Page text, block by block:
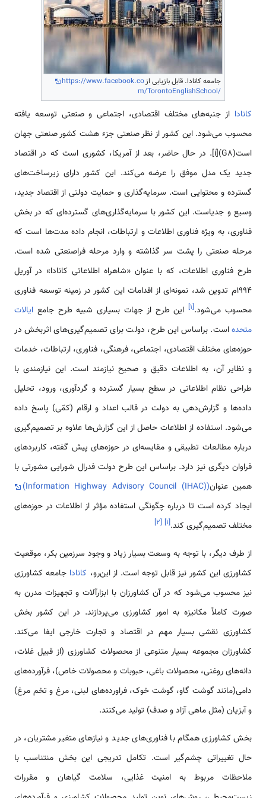
جامعه کانادا. قابل بازیابی ازhttps://www.facebook.co
m/TorontoEnglishSchool/
كانادا از جنبه‌های مختلف اقتصادی، اجتماعی و صنعتی توسعه یافته
محسوب می‌شود. این كشور از نظر صنعتی جزء هشت كشور صنعتی جهان
است(G8)[i]. در حال حاضر، بعد از آمریكا، كشوری است كه در اقتصاد
جدید یک مدل موفق را عرضه می‌كند. این كشور دارای زیرساخت‌های
گسترده و محتوایی است. سرمایه‌گذاری و حمایت دولتی از اقتصاد جدید،
وسیع و جدیاست. این كشور با سرمایه‌گذاری‌های گسترده‌ای كه در بخش
فناوری، به ویژه فناوری اطلاعات و ارتباطات، انجام داده مدت‌ها است كه
مرحله صنعتی را پشت سر گذاشته و وارد مرحله فراصنعتی شده است.
طرح فناوری اطلاعات، که با عنوان «شاهراه اطلاعاتی كانادا» در آوریل
1994م تدوین شد، نمونه‌ای از اقدامات این کشور در زمینه توسعه فناوری
محسوب می‌شود.[۱]این طرح از جهات بسیاری شبیه طرح جامع ایالات
متحدهاست. براساس این طرح، دولت برای تصمیم‌گیری‌های اثربخش در
حوزه‌های مختلف اقتصادی، اجتماعی، فرهنگی، فناوری، ارتباطات، خدمات
و نظایر آن، به اطلاعات دقیق و صحیح نیازمند است. این نیازمندی با
طراحی نظام اطلاعاتی در سطح بسیار گسترده و گردآوری، ورود، تحلیل
داده‌ها و گزارش‌دهی به دولت در قالب اعداد و ارقام (كمّی) پاسخ داده
می‌شود. استفاده از اطلاعات حاصل از این گزارش‌ها علاوه بر تصمیم‌گیری‌
درباره مطالعات تطبیقی و مقایسه‌ای در حوزه‌های پیش گفته، كاربردهای
فراوان دیگری نیز دارد. براساس این طرح دولت فدرال شورایی مشورتی با
همین عنوان(Information Highway Advisory Council (IHAC))
ایجاد كرده است تا درباره چگونگی استفاده مؤثر از اطلاعات در حوزه‌های
مختلف تصمیم‌گیری كند.[۱]
[۲]
از طرف دیگر، با توجه به وسعت بسیار زیاد و وجود سرزمین بكر، موقعیت
كشاورزی این کشور نیز قابل توجه است. از این‌رو، كانادا جامعه كشاورزی
نیز محسوب می‌شود كه در آن كشاورزان با ابزارآلات و تجهیزات مدرن به
صورت كاملاً مكانیزه به امور كشاورزی می‌پردازند. در این كشور بخش
کشاورزی نقشی بسیار مهم در اقتصاد و تجارت خارجی ایفا می‌کند.
کشاورزان مجموعه بسیار متنوعی از محصولات کشاورزی (از قبیل غلات،
دانه‌های روغنی، محصولات باغی، حبوبات و محصولات خاص)، فرآورده‌های
دامی(مانند گوشت گاو، گوشت خوک، فراورده‌های لبنی، مرغ و تخم مرغ)
و آبزیان (مثل ماهی آزاد و صدف) تولید می‌کنند.
بخش کشاورزی همگام با فناوری‌های جدید و نیازهای متغیر مشتریان، در
حال تغییراتی چشم‌گیر است. تکامل تدریجی این بخش منتناسب با
ملاحظات مربوط به امنیت غذایی، سلامت گیاهان و مقررات